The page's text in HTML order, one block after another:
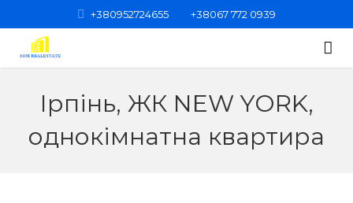
+380952724655 +38067 772 0939
Категорії нерухомості
Ірпінь, ЖК NEW YORK,
однокімнатна квартира